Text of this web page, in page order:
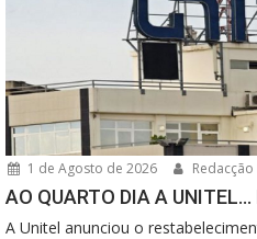
1 de Agosto de 2026 Redacção
AO QUARTO DIA A UNITEL…
A Unitel anunciou o